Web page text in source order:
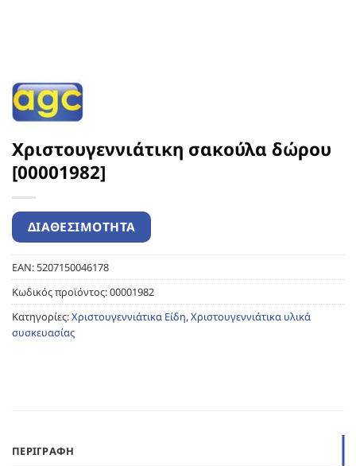
Χριστουγεννιάτικη σακούλα δώρου
[00001982]
EAN:5207150046178
Κωδικός προϊόντος:00001982
Κατηγορίες:Χριστουγεννιάτικα Είδη,Χριστουγεννιάτικα υλικά
συσκευασίας
ΠΕΡΙΓΡΑΦΉ